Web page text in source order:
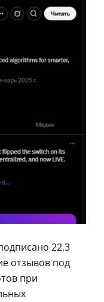
22,3
отзывов под
при